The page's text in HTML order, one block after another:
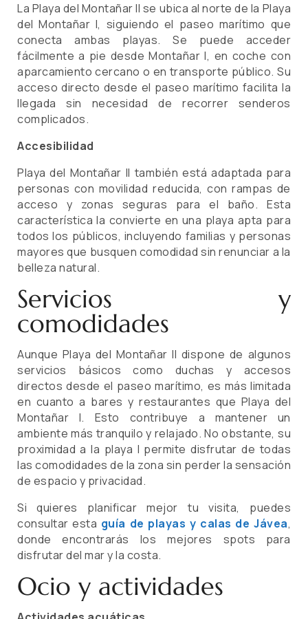
La Playa del Montañar II se ubica al norte de la Playa
del Montañar I, siguiendo el paseo marítimo que
conecta ambas playas. Se puede acceder
fácilmente a pie desde Montañar I, en coche con
aparcamiento cercano o en transporte público. Su
acceso directo desde el paseo marítimo facilita la
llegada sin necesidad de recorrer senderos
complicados.
Accesibilidad
Playa del Montañar II también está adaptada para
personas con movilidad reducida, con rampas de
acceso y zonas seguras para el baño. Esta
característica la convierte en una playa apta para
todos los públicos, incluyendo familias y personas
mayores que busquen comodidad sin renunciar a la
belleza natural.
Servicios y
comodidades
Aunque Playa del Montañar II dispone de algunos
servicios básicos como duchas y accesos
directos desde el paseo marítimo, es más limitada
en cuanto a bares y restaurantes que Playa del
Montañar I. Esto contribuye a mantener un
ambiente más tranquilo y relajado. No obstante, su
proximidad a la playa I permite disfrutar de todas
las comodidades de la zona sin perder la sensación
de espacio y privacidad.
Si quieres planificar mejor tu visita, puedes
consultar esta guía de playas y calas de Jávea,
donde encontrarás los mejores spots para
disfrutar del mar y la costa.
Ocio y actividades